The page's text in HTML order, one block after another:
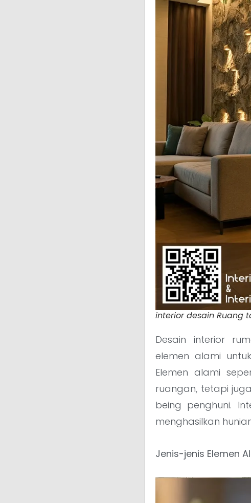
interior desain Ruang
Desain interior
elemen alami
Elemen alami
ruangan, tetapi
being penghuni.
menghasilkan
Jenis-jenis Elemen